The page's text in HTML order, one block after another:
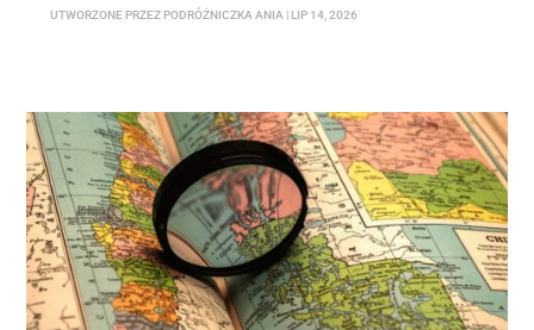
UTWORZONE PRZEZ PODRÓŻNICZKA ANIA LIP 14, 2026